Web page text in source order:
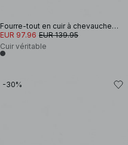
Fourre-tout en cuir à chevauchement
EUR 97.96 EUR 139.95
Cuir véritable
-30%